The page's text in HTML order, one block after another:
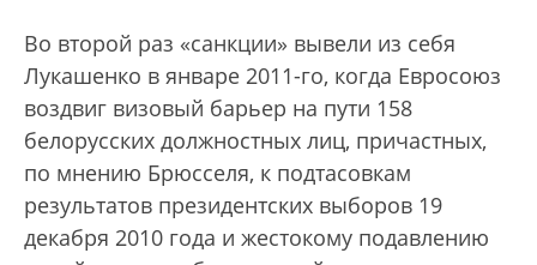
Во второй раз «санкции» вывели из себя
Лукашенко в январе 2011-го, когда Евросоюз
воздвиг визовый барьер на пути 158
белорусских должностных лиц, причастных,
по мнению Брюсселя, к подтасовкам
результатов президентских выборов 19
декабря 2010 года и жестокому подавлению